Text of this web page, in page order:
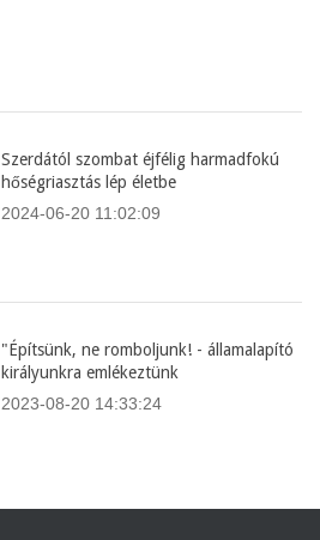
Szerdától szombat éjfélig harmadfokú
hőségriasztás lép életbe
2024-06-20 11:02:09
"Építsünk, ne romboljunk! - államalapító
királyunkra emlékeztünk
2023-08-20 14:33:24